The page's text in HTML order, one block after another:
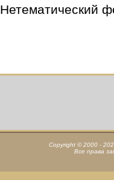
Нетематический
Copyright © 2000 -
Все права